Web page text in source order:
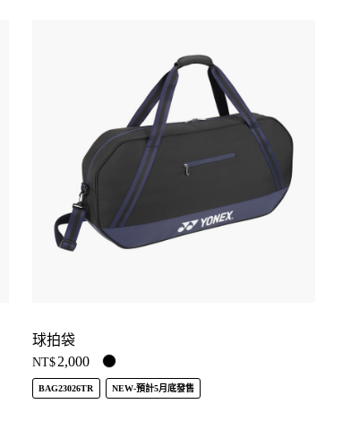
球拍袋
NT$ 2,000
BAG23026TR NEW-預計5月底發售